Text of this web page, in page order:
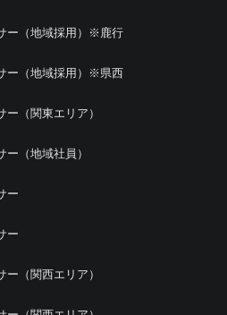
ー（地域採用）※鹿行
ー（地域採用）※県西
ー（関東エリア）
ー（地域社員）
ー
ー
ー（関西エリア）